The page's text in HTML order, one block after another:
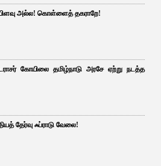
அல்ல! கொள்ளைத் தகராறே!
கோயிலை தமிழ்நாடு அரசே ஏற்று நடத்த
தேர்வு ஃப்ராடு வேலை!